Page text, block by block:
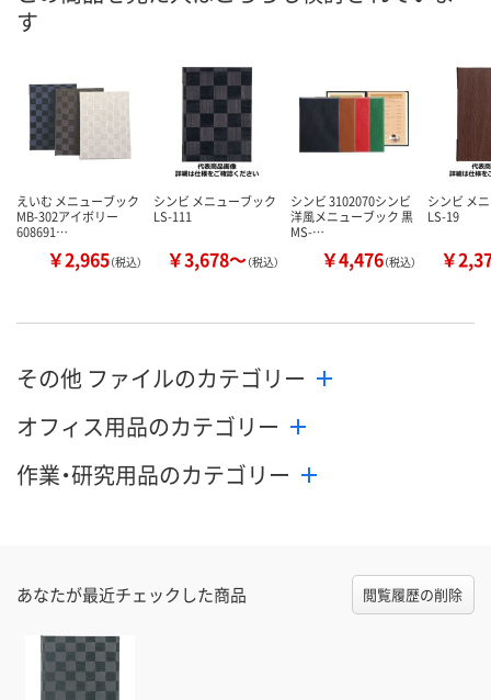
す
えいむ メニューブック
MB-302アイボリー
608691…
￥2,965（税込）
シンビ メニューブック
LS-111
￥3,678～（税込）
シンビ 3102070シンビ
洋風メニューブック 黒
MS-…
￥4,476（税込）
シンビ メ
LS-19
￥
その他 ファイルのカテゴリー
オフィス用品のカテゴリー
作業・研究用品のカテゴリー
あなたが最近チェックした商品 閲覧履歴の削除